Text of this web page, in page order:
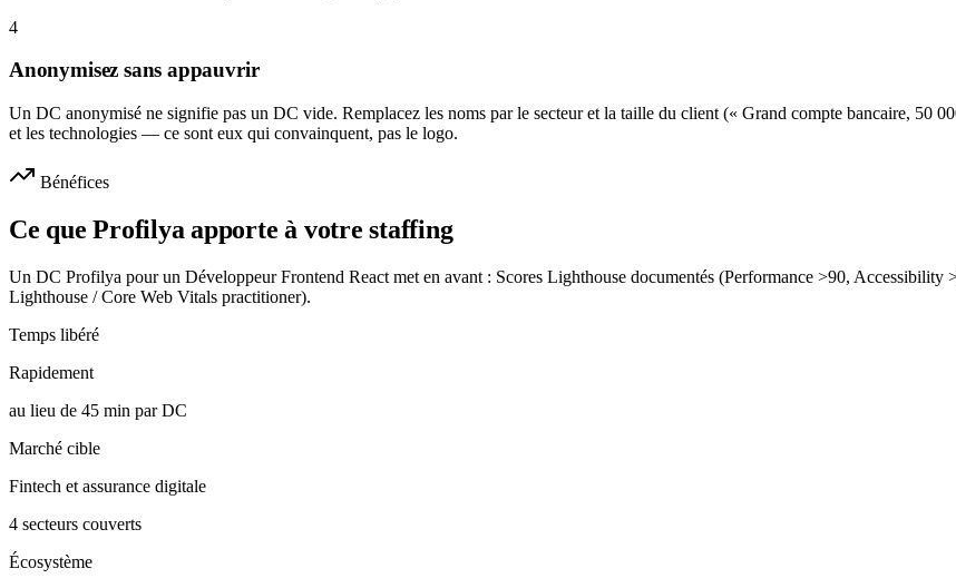
4
Anonymisez sans appauvrir
Un DC anonymisé ne signifie pas un DC vide. Remplacez les noms par le secteur et la taille du client (« Grand compte bancaire, 50
et les technologies — ce sont eux qui convainquent, pas le logo.
Bénéfices
Ce que Profilya apporte à votre staffing
Un DC Profilya pour un Développeur Frontend React met en avant : Scores Lighthouse documentés (Performance >90,
Lighthouse / Core Web Vitals practitioner).
Temps libéré
Rapidement
au lieu de 45 min par DC
Marché cible
Fintech et assurance digitale
4 secteurs couverts
Écosystème